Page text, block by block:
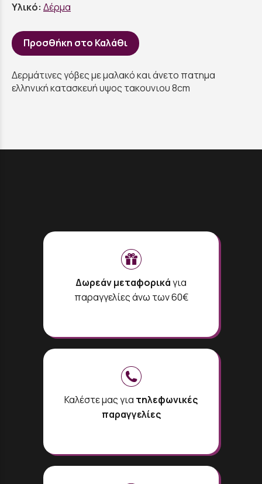
Υλικό: Δέρμα
Προσθήκη στο Καλάθι
Δερμάτινες γόβες με μαλακό και άνετο πατημα
ελληνική κατασκευή υψος τακουνιου 8cm
Δωρεάν μεταφορικάγια
παραγγελίες άνω των 60€
Καλέστε μας για τηλεφωνικές
παραγγελίες